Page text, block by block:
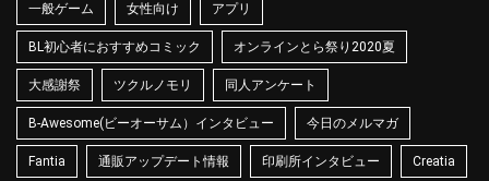
一般ゲーム 女性向け アプリ
BL初心者におすすめコミック オンラインとら祭り2020夏
大感謝祭 ツクルノモリ 同人アンケート
B-Awesome(ビーオーサム）インタビュー 今日のメルマガ
Fantia 通販アップデート情報 印刷所インタビュー Creatia